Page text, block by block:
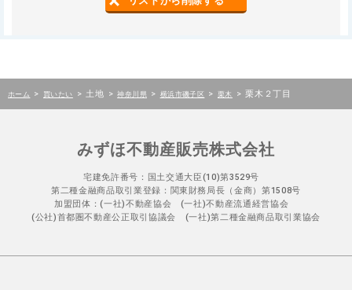
ホーム > 買いたい > 土地 > 神奈川県 > 横浜市磯子区 > 栗木 > 栗木２丁目
みずほ不動産販売株式会社
宅建免許番号：国土交通大臣(10)第3529号
第二種金融商品取引業登録：関東財務局長（金商）第1508号
加盟団体：(一社)不動産協会 (一社)不動産流通経営協会
(公社)首都圏不動産公正取引協議会 (一社)第二種金融商品取引業協会